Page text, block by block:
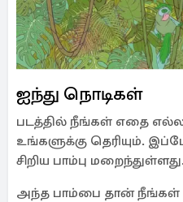
ஐந்து நொடிகள்
படத்தில் நீங்கள் எதை
உங்களுக்கு தெரியும்.
சிறிய பாம்பு மறைந்துள்ளது.
அந்த பாம்பை தான் நீங்கள்